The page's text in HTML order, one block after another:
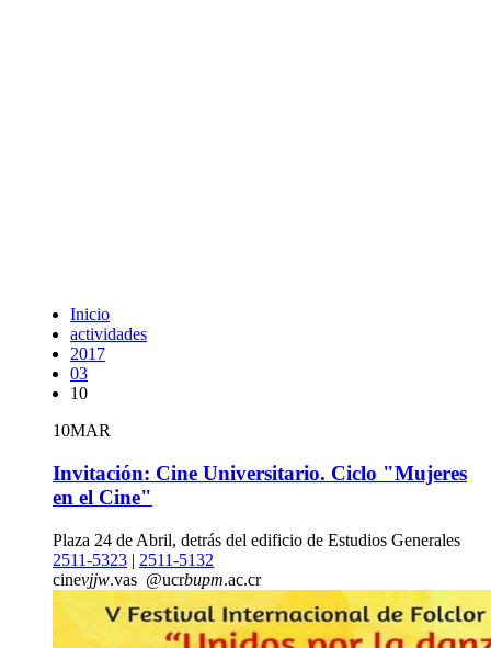
Inicio
actividades
2017
03
10
10MAR
Invitación: Cine Universitario. Ciclo "Mujeres
en el Cine"
Plaza 24 de Abril, detrás del edificio de Estudios Generales
2511-5323 | 2511-5132
cinevjjw.vas @ucrbupm.ac.cr